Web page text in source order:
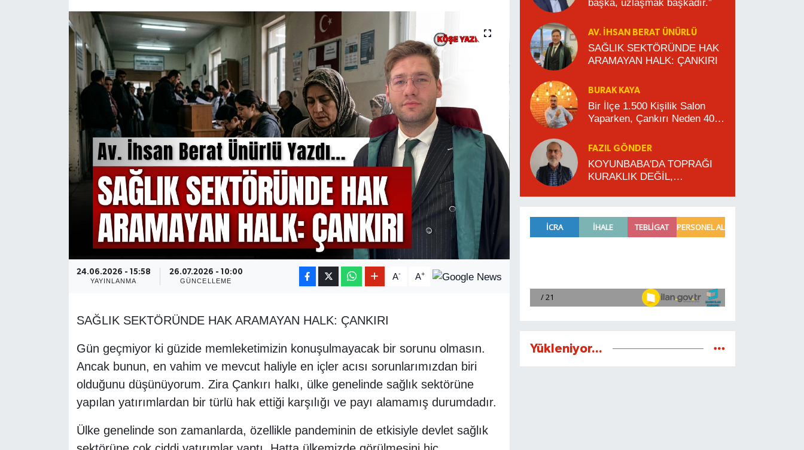
24.06.2026 - 15:58
YAYINLANMA
26.07.2026 - 10:00
GÜNCELLEME A- A+
SAĞLIK SEKTÖRÜNDE HAK ARAMAYAN HALK: ÇANKIRI
Gün geçmiyor ki güzide memleketimizin konuşulmayacak bir sorunu olmasın.
Ancak bunun, en vahim ve mevcut haliyle en içler acısı sorunlarımızdan biri
olduğunu düşünüyorum. Zira Çankırı halkı, ülke genelinde sağlık sektörüne
yapılan yatırımlardan bir türlü hak ettiği karşılığı ve payı alamamış durumdadır.
Ülke genelinde son zamanlarda, özellikle pandeminin de etkisiyle devlet sağlık
başka, uzlaşmak başkadır.”
AV. İHSAN BERAT ÜNÜRLÜ
SAĞLIK SEKTÖRÜNDE HAK
ARAMAYAN HALK: ÇANKIRI
BURAK KAYA
Bir İlçe 1.500 Kişilik Salon
Yaparken, Çankırı Neden 400
FAZIL GÖNDER
KOYUNBABA'DA TOPRAĞI
KURAKLIK DEĞİL,
Yükleniyor...
KÜLTÜR SANAT
MAGAZİN
SİYASET
TEKNOLOJİ
VİZYONDAKİLER